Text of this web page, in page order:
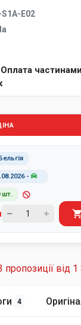
E02
Оплата частинами
-
шт.
Ще 43 пропозиції від 1
4